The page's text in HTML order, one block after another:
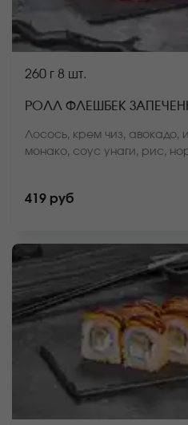
260 г 8 шт.
РОЛЛ ФЛЕШБЕК
Лосось, крем чиз, авокадо,
монако, соус унаги, рис,
419 руб